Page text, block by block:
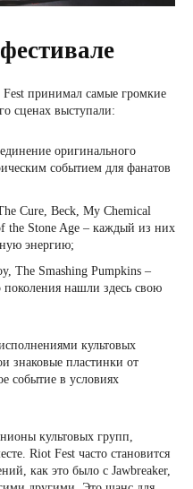
Fest принимал самые громкие
сценах выступали:
оригинального
событием для фанатов
Cure, Beck, My Chemical
the Stone Age – каждый из них
энергию;
The Smashing Pumpkins –
поколения нашли здесь свою
культовых
знаковые пластинки от
событие в условиях
культовых групп,
Riot Fest часто становится
как это было с Jawbreaker,